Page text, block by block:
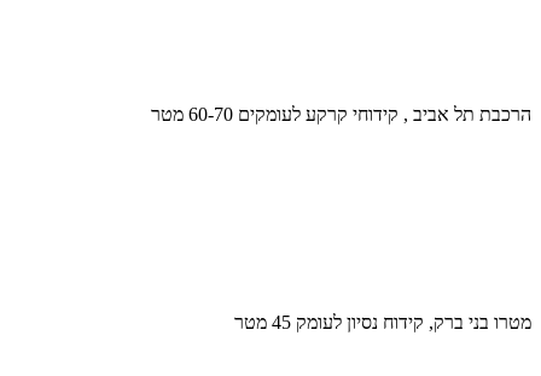
הרכבת תל אביב , קידוחי קרקע לעומקים 60-70 מטר
מטרו בני ברק, קידוח נסיון לעומק 45 מטר